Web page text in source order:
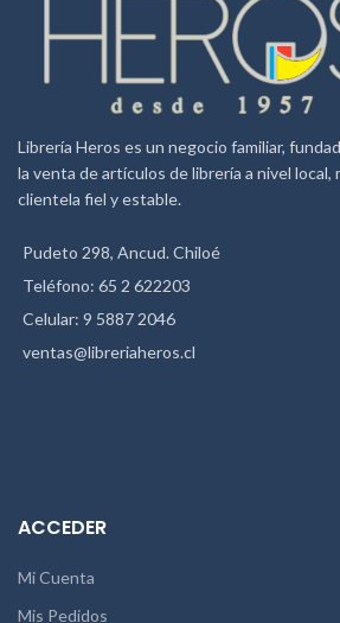
Librería Heros es un negocio familiar,
la venta de artículos de librería a nivel local,
clientela fiel y estable.
Pudeto 298, Ancud. Chiloé
Teléfono: 65 2 622203
Celular: 9 5887 2046
ventas@libreriaheros.cl
ACCEDER
Mi Cuenta
Mis Pedidos